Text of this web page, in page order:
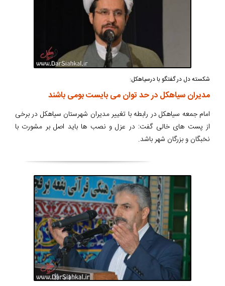
شکسته دل در گفتگو با درسیاهکل:
مدیران سیاهکل در حد توان می بایست بومی باشند
امام جمعه سیاهکل در رابطه با تغییر مدیران شهرستان سیاهکل در برخی
از پست های خالی گفت: در عزل و نصب ها باید اصل بر مشورت با
نخبگان و بزرگان شهر باشد.